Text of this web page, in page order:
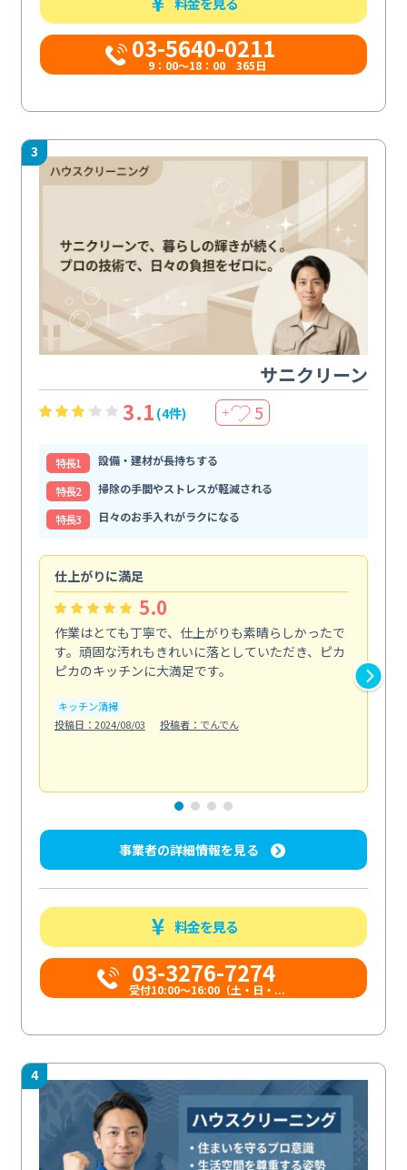
03-5640-0211
9：00～18：00 365日
3
サニクリーン
3.1 (4件) ＋ 5
特⻑1
設備・建材が長持ちする
特⻑2
掃除の手間やストレスが軽減される
特⻑3
日々のお手入れがラクになる
仕上がりに満足
5.0
作業はとても丁寧で、仕上がりも素晴らしかったで
す。頑固な汚れもきれいに落としていただき、ピカ
ピカのキッチンに大満足です。
キッチン清掃
投稿日：2024/08/03
投稿者：でんでん
事業者の詳細情報を見る
料金を見る
03-3276-7274
受付10:00〜16:00（土・日・...
4